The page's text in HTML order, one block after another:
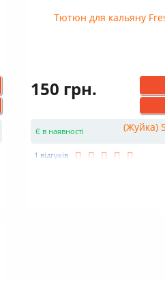
150 грн.
Є в наявності
1 відгуків